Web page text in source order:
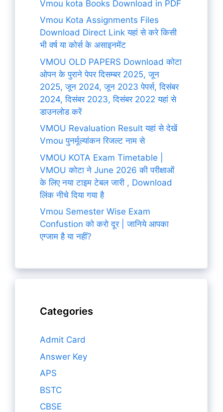
Vmou kota Books Download in PDF
Vmou Kota Assignments Files
Download Direct Link यहां से करे किसी
भी वर्ष या कोर्स के असाइनमेंट
VMOU OLD PAPERS Download कोटा
ओपन के पुराने पेपर दिसम्बर 2025, जून
2025, जून 2024, जून 2023 पेपर्स, दिसंबर
2024, दिसंबर 2023, दिसंबर 2022 यहां से
डाउनलोड करें
VMOU Revaluation Result यहां से देखें
Vmou पुनर्मूल्यांकन रिजल्ट नाम से
VMOU KOTA Exam Timetable |
VMOU कोटा ने June 2026 की परीक्षाओं
के लिए नया टाइम टेबल जारी , Download
लिंक नीचे दिया गया है
Vmou Semester Wise Exam
Confustion को करो दूर | जानिये आपका
एग्जाम है या नहीं?
Categories
Admit Card
Answer Key
APS
BSTC
CBSE